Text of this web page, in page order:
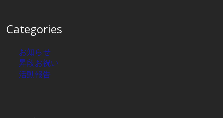
Categories
お知らせ
昇段お祝い
活動報告